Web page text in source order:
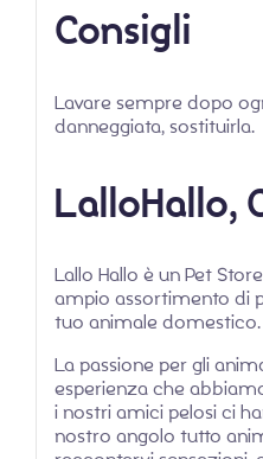
Consigli
Lavare sempre dopo
danneggiata, sostituirla.
LalloHallo,
Lallo Hallo è un Pet
ampio assortimento di
tuo animale domestico.
La passione per gli
esperienza che
i nostri amici pelosi ci
nostro angolo tutto